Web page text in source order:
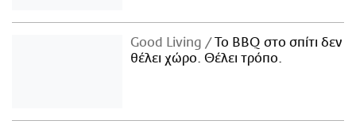
Good Living
Το BBQ στο σπίτι δεν
θέλει χώρο. Θέλει τρόπο.